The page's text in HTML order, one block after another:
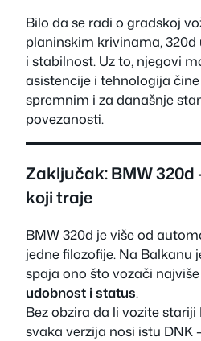
Bilo da se radi o gradskoj
planinskim krivinama,
i stabilnost. Uz to, njegovi
asistencije i tehnologija
spremnim i za današnje
povezanosti.
Zaključak: BMW
koji traje
BMW 320d je više od
jedne filozofije. Na Balkanu
spaja ono što vozači
udobnost i status.
Bez obzira da li vozite stariji
svaka verzija nosi istu DNK